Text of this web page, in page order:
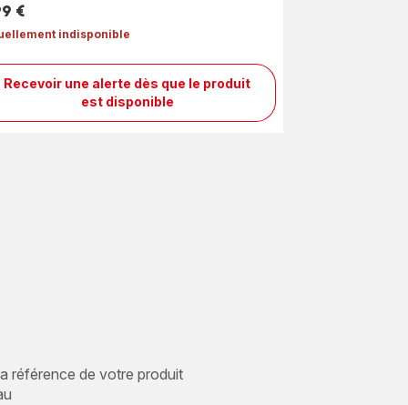
Recevoir une alerte dès que le produit
est disponible
Élement
inférieur
€
indisponible
référence de votre produit